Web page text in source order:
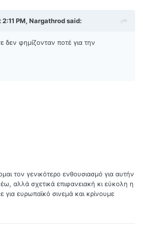
PM, Nargathrod said:
δεν φημίζονταν ποτέ για την
τον γενικότερο ενθουσιασμό για αυτήν
αλλά σχετικά επιφανειακή κι εύκολη η
για ευρωπαϊκό σινεμά και κρίνουμε